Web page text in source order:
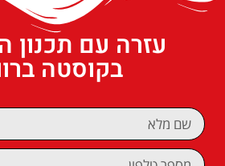
עזרה עם תכנון
בקוסטה